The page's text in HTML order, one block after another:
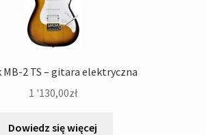
MB-2 TS – gitara elektryczna
1 '130,00zł
Dowiedz się więcej